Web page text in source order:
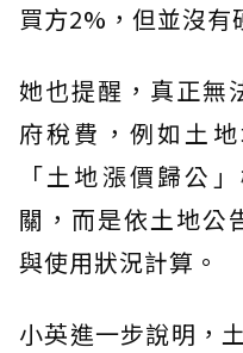
買方2%，但並沒有
她也提醒，真正無
府稅費，例如土
「土地漲價歸公
關，而是依土地公
與使用狀況計算。
小英進一步說明，